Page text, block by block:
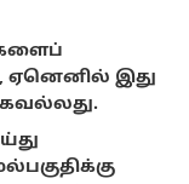
ஏனெனில் இது